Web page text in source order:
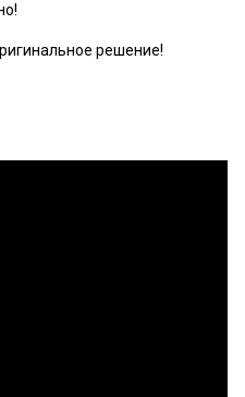
решение!